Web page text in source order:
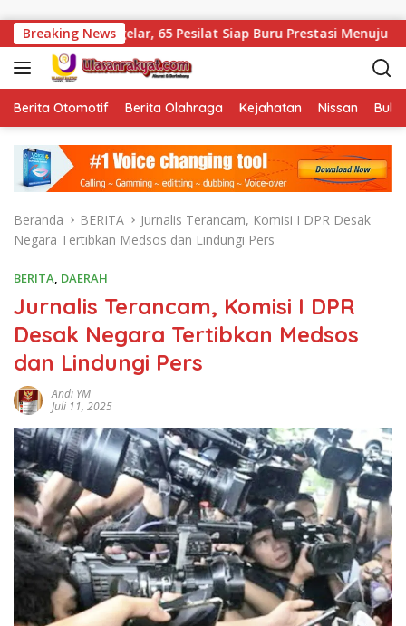
Breaking News
Digelar, 65 Pesilat Siap Buru Prestasi Menuju Porprov 2027
Berita Otomotif Berita Olahraga Kejahatan Nissan
Beranda BERITA
Jurnalis Terancam, Komisi I DPR Desak
Negara Tertibkan Medsos dan Lindungi Pers
BERITA, DAERAH
Jurnalis Terancam, Komisi I DPR
Desak Negara Tertibkan Medsos
dan Lindungi Pers
Andi YM
Juli 11, 2025